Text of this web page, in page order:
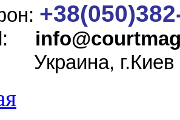
info@
г.Киев